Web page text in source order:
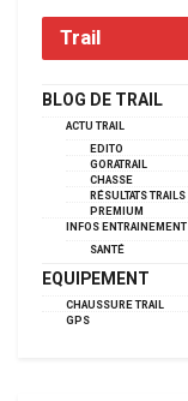
Trail
BLOG DE TRAIL
ACTU TRAIL
EDITO
GORATRAIL
CHASSE
RÉSULTATS TRAILS
PREMIUM
INFOS ENTRAINEMENT
SANTÉ
EQUIPEMENT
CHAUSSURE TRAIL
GPS